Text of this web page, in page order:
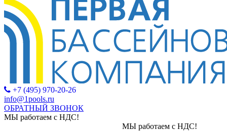
+7 (495) 970-20-26
info@1pools.ru
ОБРАТНЫЙ ЗВОНОК
МЫ работаем с НДС!
МЫ работаем с НДС!